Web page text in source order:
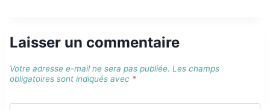
Laisser un commentaire
Votre adresse e-mail ne sera pas publiée. Les champs
obligatoires sont indiqués avec *